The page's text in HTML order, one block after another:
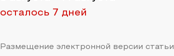
осталось 7 дней
Размещение электронной версии статьи